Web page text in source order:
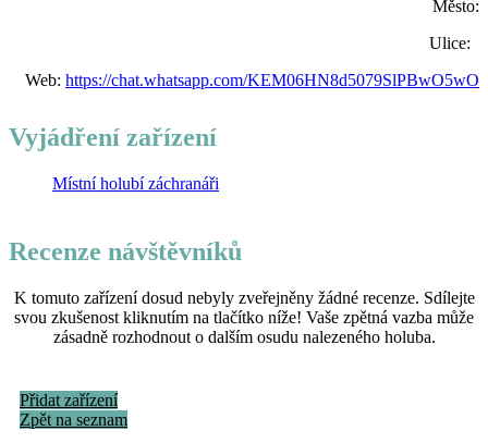
Město:
Ulice:
Web: https://chat.whatsapp.com/KEM06HN8d5079SlPBwO5wO
Vyjádření zařízení
Místní holubí záchranáři
Recenze návštěvníků
K tomuto zařízení dosud nebyly zveřejněny žádné recenze. Sdílejte
svou zkušenost kliknutím na tlačítko níže! Vaše zpětná vazba může
zásadně rozhodnout o dalším osudu nalezeného holuba.
Přidat zařízení
Zpět na seznam